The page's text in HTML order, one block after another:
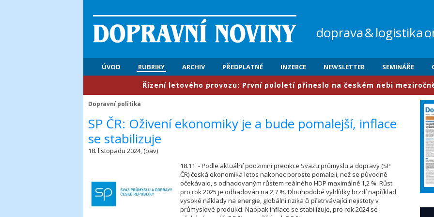
doprava&logistika
ÚVOD RUBRIKY ARCHIV PŘEDPLATNÉ INZERCE NEWSLETTER SEMINÁŘE
​Řízení letového provozu: První pololetí přineslo na českém nebi meziročně
Dopravní politika
SP ČR: Oživení ekonomiky je a bude pomalejší, inflace
se stabilizuje
18. listopadu 2024, (pav)
18.11. - Podle aktuální podzimní predikce Svazu průmyslu a dopravy (SP
ČR) česká ekonomika letos nakonec poroste pomaleji, než se původně
očekávalo, s odhadovaným růstem reálného HDP maximálně 1,2 %. Růst
pro rok 2025 je odhadován na 2,7 %. Dlouhodobé vyhlídky brzdí například
vysoké náklady na energie, globální rizika či přetrvávající nejistoty v
průmyslové produkci. Naopak inflace se stabilizuje, pro rok 2024 se